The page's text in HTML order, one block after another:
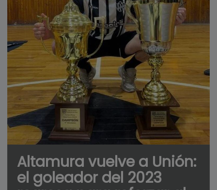
Altamura vuelve a Unión:
el goleador del 2023